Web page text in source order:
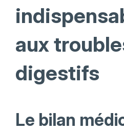
aux
digestifs
Le bilan